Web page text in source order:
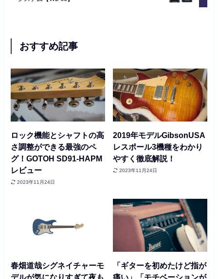
おすすめ記事
ロック機能とシャフトの高
さ調整ができる最強のペ
グ！GOTOH SD91-HAPM
レビュー
2023年11月24日
2019年モデルGibsonUSA
レスポール3機種をわかり
やすく徹底解説！
2023年11月24日
春畑道哉シグネイチャーモ
デルが気になりすぎて夜も
「ギターを初めたけど指が
痛い」「モチベーションが